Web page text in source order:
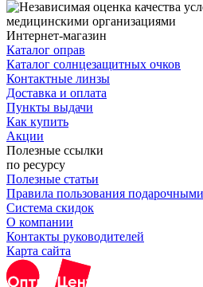
Интернет-магазин
Каталог оправ
Каталог солнцезащитных очков
Контактные линзы
Доставка и оплата
Пункты выдачи
Как купить
Акции
Полезные ссылки
по ресурсу
Полезные статьи
Правила пользования
Система скидок
О компании
Контакты руководителей
Карта сайта